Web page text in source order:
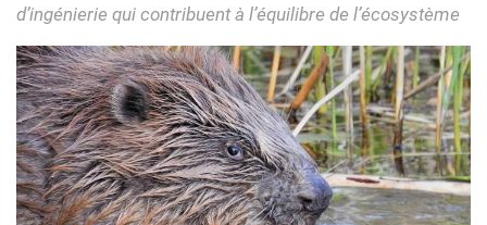
d’ingénierie qui contribuent à l’équilibre de l’écosystème